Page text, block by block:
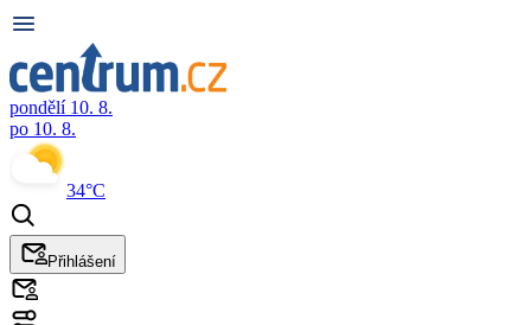
pondělí 10. 8.
po 10. 8.
34°C
Přihlášení